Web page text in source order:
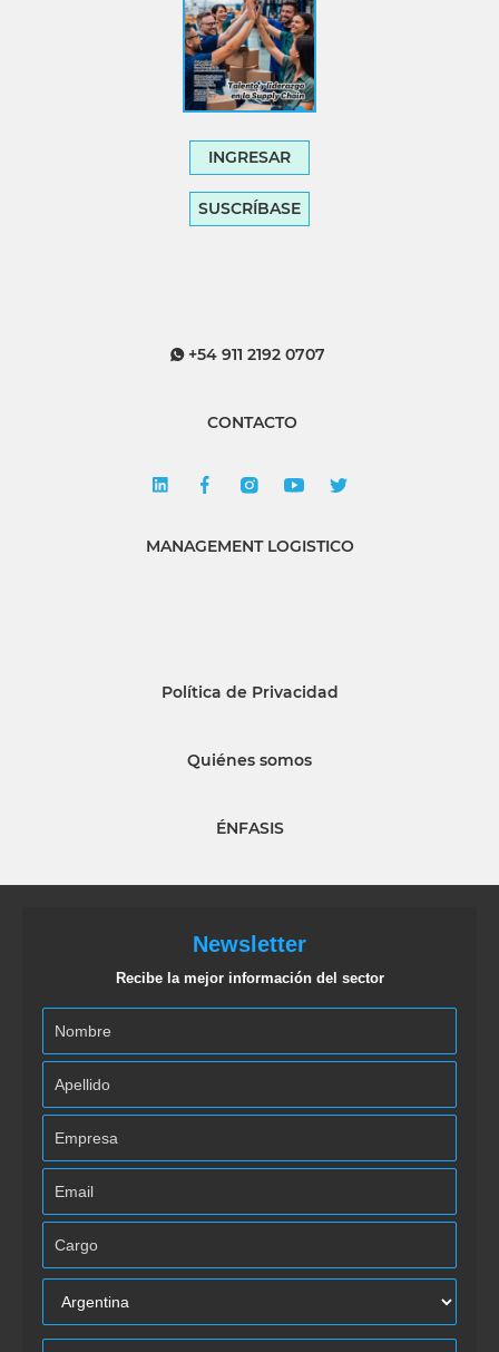
INGRESAR
SUSCRÍBASE
+54 911 2192 0707
CONTACTO
MANAGEMENT LOGISTICO
Política de Privacidad
Quiénes somos
ÉNFASIS
Newsletter
Recibe la mejor información del sector